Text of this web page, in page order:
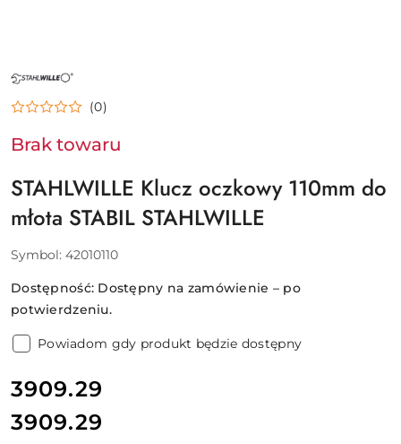
NAZWA
PRODUCENTA:
STAHLWILLE
(0)
Brak towaru
STAHLWILLE Klucz oczkowy 110mm do
młota STABIL STAHLWILLE
Symbol: 42010110
Dostępność: Dostępny na zamówienie – po
potwierdzeniu.
Powiadom gdy produkt będzie dostępny
cena:
3909.29
Cena:
3909.29